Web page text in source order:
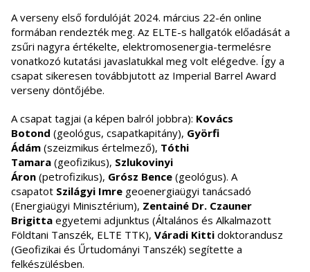
A verseny első fordulóját 2024. március 22-én online
formában rendezték meg. Az ELTE-s hallgatók előadását a
zsűri nagyra értékelte, elektromosenergia-termelésre
vonatkozó kutatási javaslatukkal meg volt elégedve. Így a
csapat sikeresen továbbjutott az Imperial Barrel Award
verseny döntőjébe.
A csapat tagjai (a képen balról jobbra): Kovács
Botond (geológus, csapatkapitány), Györfi
Ádám (szeizmikus értelmező), Tóthi
Tamara (geofizikus), Szlukovinyi
Áron (petrofizikus), Grósz Bence (geológus). A
csapatot Szilágyi Imre geoenergiaügyi tanácsadó
(Energiaügyi Minisztérium), Zentainé Dr. Czauner
Brigitta egyetemi adjunktus (Általános és Alkalmazott
Földtani Tanszék, ELTE TTK), Váradi Kitti doktorandusz
(Geofizikai és Űrtudományi Tanszék) segítette a
felkészülésben.